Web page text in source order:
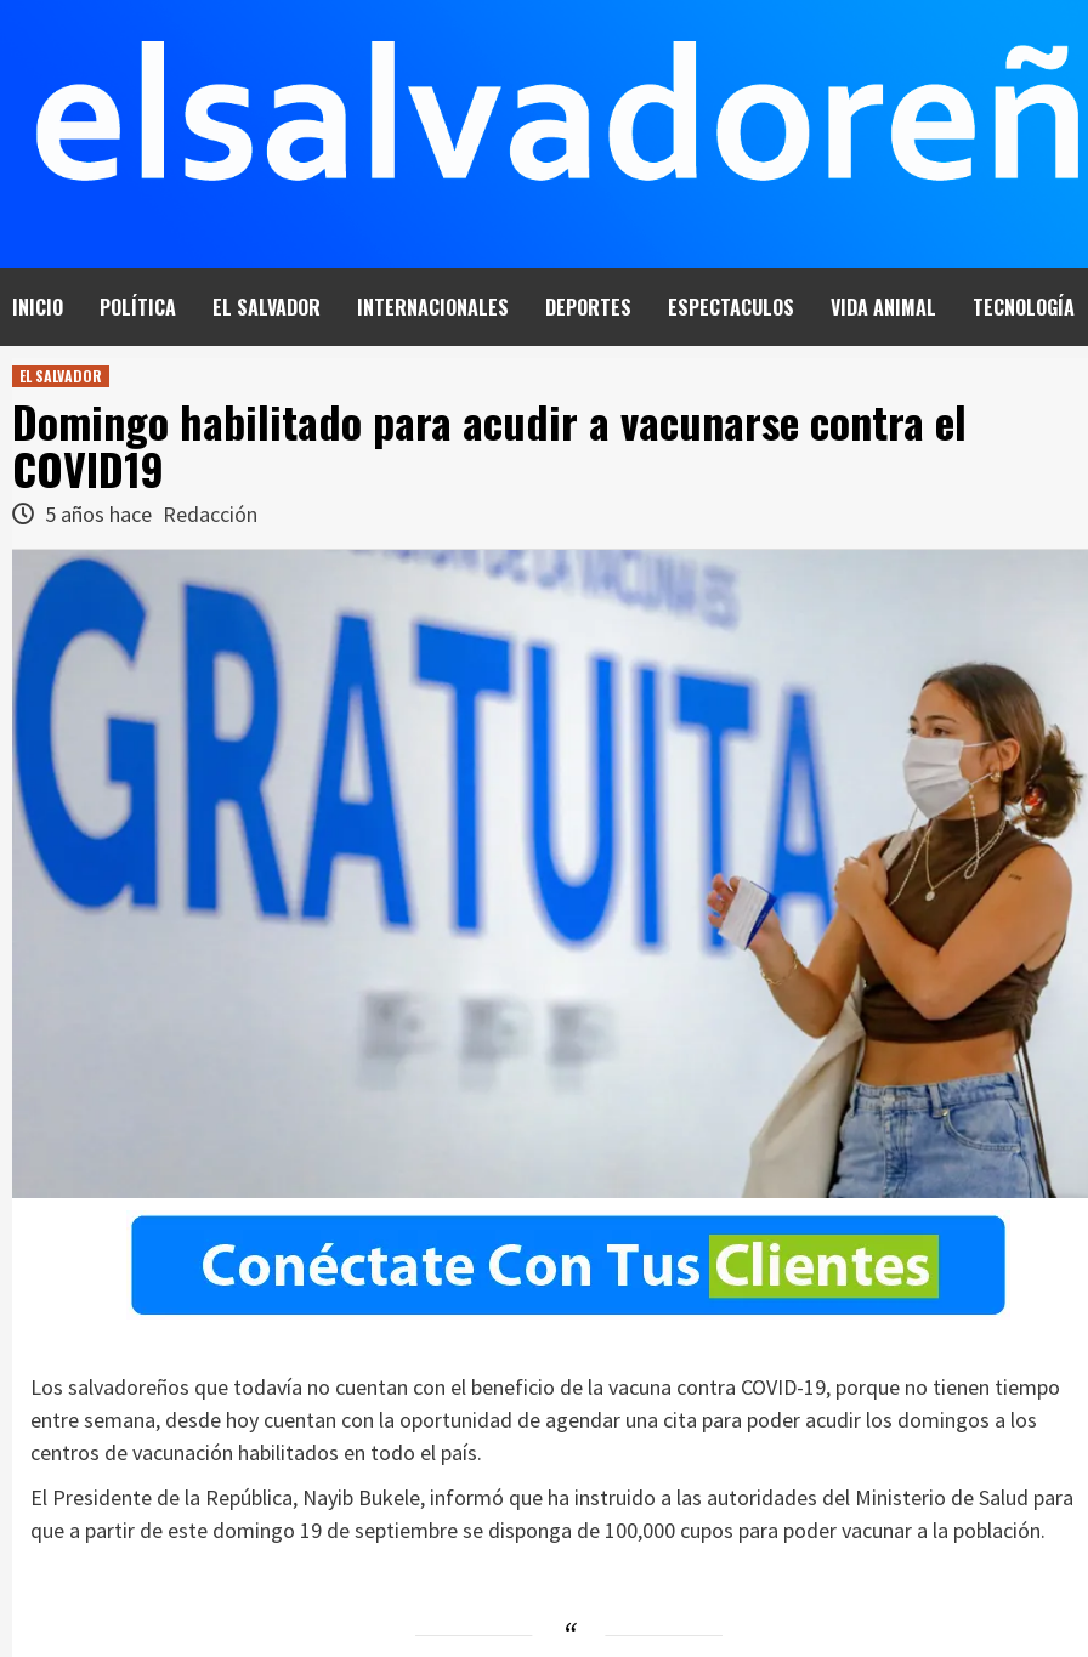
INICIO POLÍTICA EL SALVADOR INTERNACIONALES DEPORTES ESPECTACULOS VIDA ANIMAL TECNOLOGÍA
EL SALVADOR
Domingo habilitado para acudir a vacunarse contra el
COVID19
5 años hace Redacción
Los salvadoreños que todavía no cuentan con el beneficio de la vacuna contra COVID-19, porque no tienen tiempo
entre semana, desde hoy cuentan con la oportunidad de agendar una cita para poder acudir los domingos a los
centros de vacunación habilitados en todo el país.
El Presidente de la República, Nayib Bukele, informó que ha instruido a las autoridades del Ministerio de Salud para
que a partir de este domingo 19 de septiembre se disponga de 100,000 cupos para poder vacunar a la población.